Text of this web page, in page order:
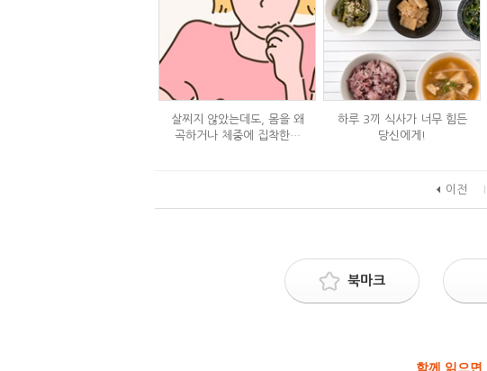
살찌지 않았는데도, 몸을 왜
곡하거나 체중에 집착한다
하루 3끼 식사가 너무 힘든
당신에게!
이전
북마크
함께 읽으면